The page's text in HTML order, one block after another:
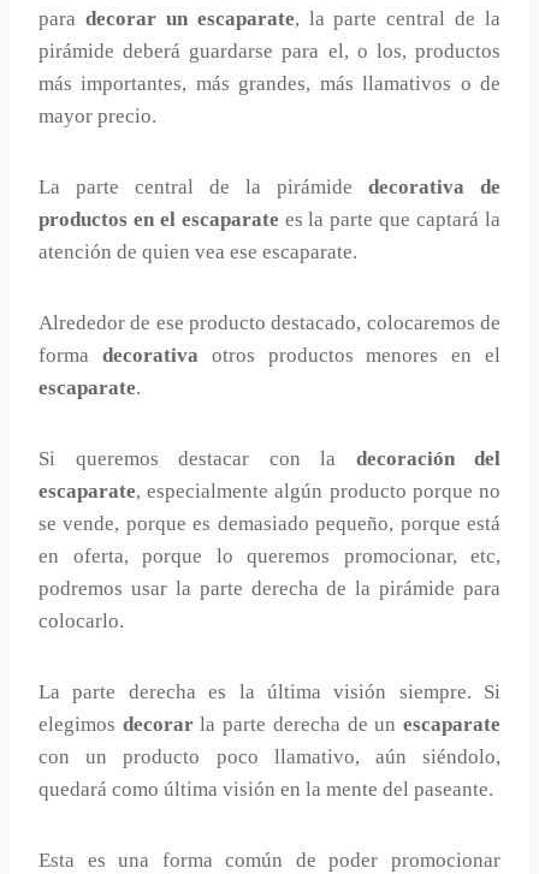
para decorar un escaparate, la parte central de la
pirámide deberá guardarse para el, o los, productos
más importantes, más grandes, más llamativos o de
mayor precio.
La parte central de la pirámide decorativa de
productos en el escaparate es la parte que captará la
atención de quien vea ese escaparate.
Alrededor de ese producto destacado, colocaremos de
forma decorativa otros productos menores en el
escaparate.
Si queremos destacar con la decoración del
escaparate, especialmente algún producto porque no
se vende, porque es demasiado pequeño, porque está
en oferta, porque lo queremos promocionar, etc,
podremos usar la parte derecha de la pirámide para
colocarlo.
La parte derecha es la última visión siempre. Si
elegimos decorarla parte derecha de unescaparate
con un producto poco llamativo, aún siéndolo,
quedará como última visión en la mente del paseante.
Esta es una forma común de poder promocionar